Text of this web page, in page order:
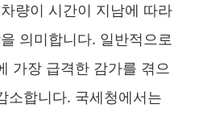
량이 시간이 지남에 따라
의미합니다. 일반적으로
가장 급격한 감가를 겪으
소합니다. 국세청에서는